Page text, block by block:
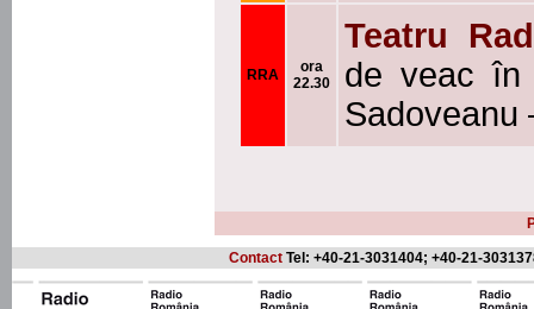
RRA
ora
22.30
Teatru
de veac în
Sadoveanu
Contact Tel: +40-21-3031404; +40-21-